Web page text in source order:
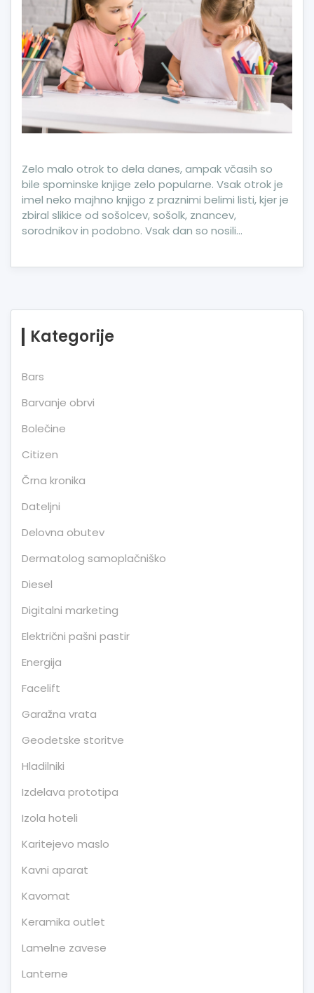
Zelo malo otrok to dela danes, ampak včasih so
bile spominske knjige zelo popularne. Vsak otrok je
imel neko majhno knjigo z praznimi belimi listi, kjer je
zbiral slikice od sošolcev, sošolk, znancev,
sorodnikov in podobno. Vsak dan so nosili…
Kategorije
Bars
Barvanje obrvi
Bolečine
Citizen
Črna kronika
Dateljni
Delovna obutev
Dermatolog samoplačniško
Diesel
Digitalni marketing
Električni pašni pastir
Energija
Facelift
Garažna vrata
Geodetske storitve
Hladilniki
Izdelava prototipa
Izola hoteli
Karitejevo maslo
Kavni aparat
Kavomat
Keramika outlet
Lamelne zavese
Lanterne